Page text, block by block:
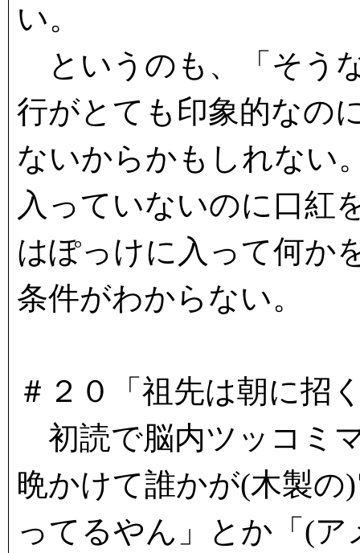
い。
というのも、「そう
行がとても印象的なの
ないからかもしれない
入っていないのに口紅
はぽっけに入って何か
条件がわからない。
＃２０「祖先は朝に招
初読で脳内ツッコミ
晩かけて誰かが(木製の
ってるやん」とか「(